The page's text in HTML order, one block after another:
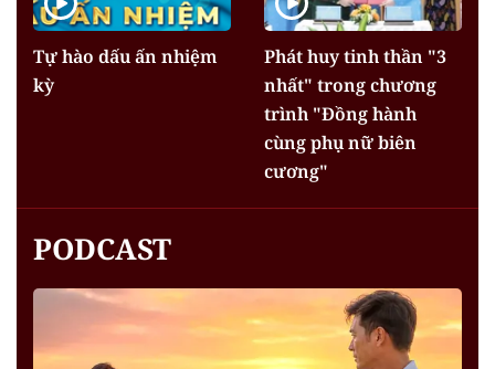
Tự hào dấu ấn nhiệm
kỳ
Phát huy tinh thần "3
nhất" trong chương
trình "Đồng hành
cùng phụ nữ biên
cương"
PODCAST